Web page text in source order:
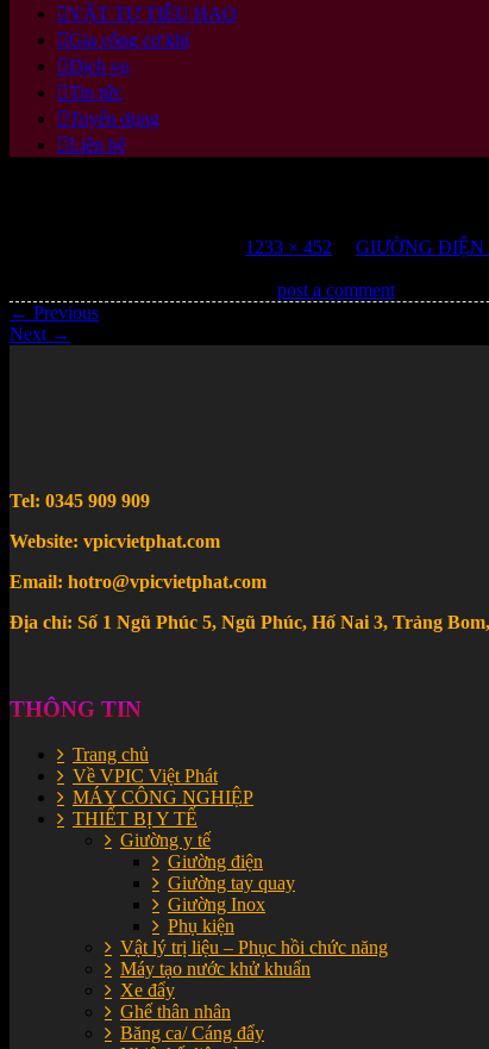
VẬT TƯ TIÊU HAO
Gia công cơ khí
Dịch vụ
Tin tức
Tuyển dụng
Liên hệ
1233 × 452 GIƯỜNG ĐIỆN
post a comment
← Previous
Next →
Tel: 0345 909 909
Website: vpicvietphat.com
Email: hotro@vpicvietphat.com
Địa chỉ: Số 1 Ngũ Phúc 5, Ngũ Phúc, Hố Nai 3, Trảng
THÔNG TIN
Trang chủ
Về VPIC Việt Phát
MÁY CÔNG NGHIỆP
THIẾT BỊ Y TẾ
Giường y tế
Giường điện
Giường tay quay
Giường Inox
Phụ kiện
Vật lý trị liệu – Phục hồi chức năng
Máy tạo nước khử khuẩn
Xe đẩy
Ghế thân nhân
Băng ca/ Cáng đẩy